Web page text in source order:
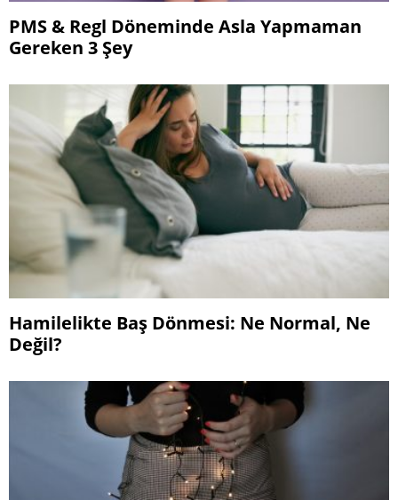
PMS & Regl Döneminde Asla Yapmaman
Gereken 3 Şey
Hamilelikte Baş Dönmesi: Ne Normal, Ne
Değil?